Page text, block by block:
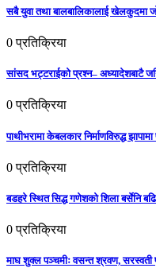
सबै युवा तथा बालबालिकालाई
0 प्रतिक्रिया
सांसद भट्टराईको प्रश्न– अध्यादेशबाटै
0 प्रतिक्रिया
पाथीभरामा केबलकार निर्माणविरुद्ध
0 प्रतिक्रिया
बडहरे स्थित सिद्ध गणेशको शिला बर्सेनि
0 प्रतिक्रिया
माघ शुक्ल पञ्चमीः वसन्त श्रवण, सरस्वती